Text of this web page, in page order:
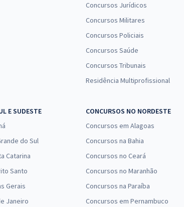
Comprar
Concursos Jurídicos
Concursos Militares
Concursos Policiais
Concursos Saúde
Concursos Tribunais
Residência Multiprofissional
E SUDESTE
do Sul
Catarina
Santo
Gerais
Janeiro
CONCURSOS NO NORDESTE
Concursos em Alagoas
Concursos na Bahia
Concursos no Ceará
Concursos no Maranhão
Concursos na Paraíba
Concursos em Pernambuco